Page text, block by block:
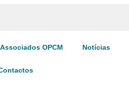
Associados OPCM Notícias